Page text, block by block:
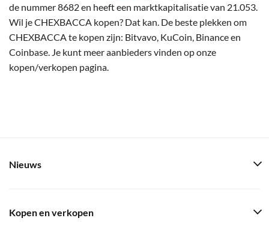
de nummer 8682 en heeft een marktkapitalisatie van 21.053.
Wil je CHEXBACCA kopen? Dat kan. De beste plekken om
CHEXBACCA te kopen zijn: Bitvavo, KuCoin, Binance en
Coinbase. Je kunt meer aanbieders vinden op onze
kopen/verkopen pagina.
Nieuws
Kopen en verkopen